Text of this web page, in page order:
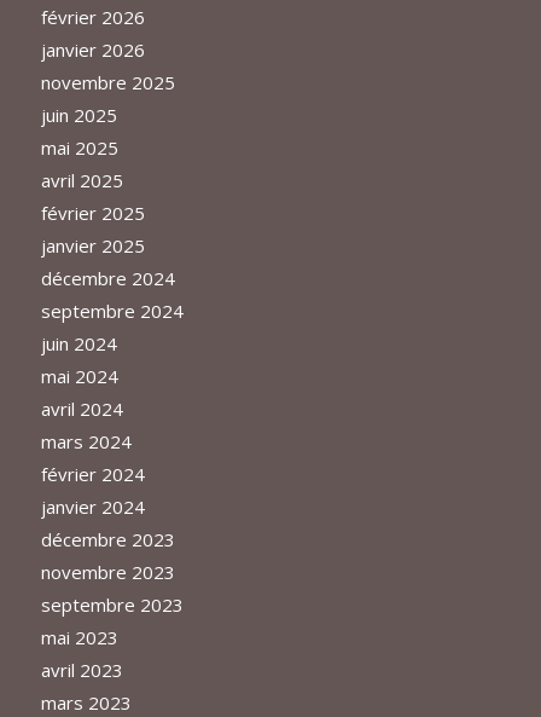
février 2026
janvier 2026
novembre 2025
juin 2025
mai 2025
avril 2025
février 2025
janvier 2025
décembre 2024
septembre 2024
juin 2024
mai 2024
avril 2024
mars 2024
février 2024
janvier 2024
décembre 2023
novembre 2023
septembre 2023
mai 2023
avril 2023
mars 2023